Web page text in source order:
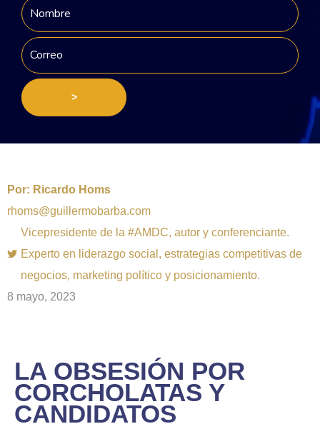
>
Por: Ricardo Homs
rhoms@guillermobarba.com
Vicepresidente de la #AMDC, autor y conferenciante.
Experto en liderazgo social, estrategias competitivas de
negocios, marketing político y posicionamiento.
8 mayo, 2023
LA OBSESIÓN POR
CORCHOLATAS Y
CANDIDATOS